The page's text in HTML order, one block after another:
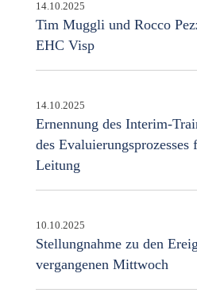
14.10.2025
Tim Muggli und Rocco
EHC Visp
14.10.2025
Ernennung des Interim-
des
Leitung
10.10.2025
Stellungnahme zu den
vergangenen Mittwoch